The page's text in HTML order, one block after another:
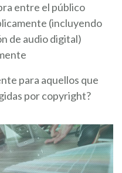
entre el público
(incluyendo
de audio digital)
para aquellos que
por copyright?